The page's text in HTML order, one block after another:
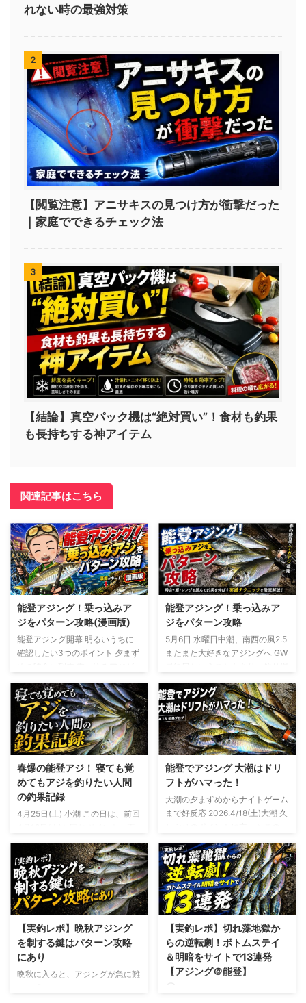
れない時の最強対策
2
【閲覧注意】アニサキスの見つけ方が衝撃だった
｜家庭でできるチェック法
3
【結論】真空パック機は“絶対買い”！食材も釣果
も長持ちする神アイテム
関連記事はこちら
能登アジング！乗っ込みア
ジをパターン攻略(漫画版)
能登アジング開幕 明るいうちに
確認したい3つのポイント 夕まず
ーム急変 ベイト出現と謎のライ
ンブレイク 勝ちパターン発見 藻
際のスローフォールで尺アジ連発
ヒットワームと釣果まとめ 乗っ
込みアジ攻略の答え ブログ版は
こちら
能登アジング！乗っ込みア
ジをパターン攻略
5月6日 水曜日中潮、南西の風2.5
またまた大好きなアジングへ GW
明るいうちからポイントを見て回
り、入る場所を慎重に選んでいく
この時期のアジは乗っ込み個体が
中心 釣れるときは一気に爆発す
るが、タイミング外せばまったく
反応がないかなりメリハリのある
シーズンと言えます ポイント選
択をミスれば普通に坊主もある
それがこの時期の難しさでもあり
面白さでもある 今回は翌日に仕
事を控えていたので短時間勝負
結果としては「しっかりパターン
を見つけれて釣れた ...
春爆の能登アジ！ 寝ても覚
めてもアジを釣りたい人間
の釣果記録
4月25日(土) 小潮 この日は、前回
びアジングに行きました 天気予
報では東からの風がやや強く、深
夜にかけて少しずつ風が落ちてい
く流れ 釣り自体はやりにくくな
るけど、自分の中では5メートル
前後までの風ならむしろプラスに
働くことが多いと思ってます そ
の理由は風下にはベイトが寄りや
すく、そのぶんアジの反応も期待
できるので、むしろ風は歓迎です
タックルデータ ロッド：
21GCORS-572UL-TS リール：
能登でアジング 大潮はドリ
フトがハマった！
大潮の夕まずめからナイトゲーム
まで好反応 2026.4/18(土)大潮 久
か雰囲気がよかった 最近は気持
ちばかりが先走って、なかなか噛
み合わない釣行が続いてましたが
この日はなぜか釣れそうな気がし
てました そしてその感覚は夕ま
ずめの小さな当たりから現実にな
る 今回は能登でのアジングらし
く、潮の効き方ひとつで状況が大
きく変わる日でした 夕まずめの
回遊 夜の時合い 明暗のドリフト
まで、 潮のヨレを探してアジの
【実釣レポ】晩秋アジング
を制する鍵はパターン攻略
にあり
晩秋に入ると、アジングが急に難
【実釣レポ】切れ藻地獄か
らの逆転劇！ボトムステイ
＆明暗をサイトで13連発
【アジング＠能登】